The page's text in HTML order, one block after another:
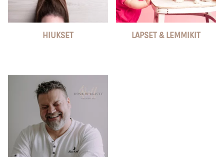
HIUKSET LAPSET & LEMMIKIT